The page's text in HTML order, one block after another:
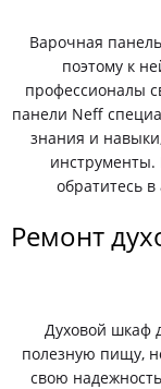
Варочная
поэтому к
профессионалы
панели Neff
знания и
инструменты.
обратитесь
Ремонт
Духовой шкаф
полезную пищу,
свою